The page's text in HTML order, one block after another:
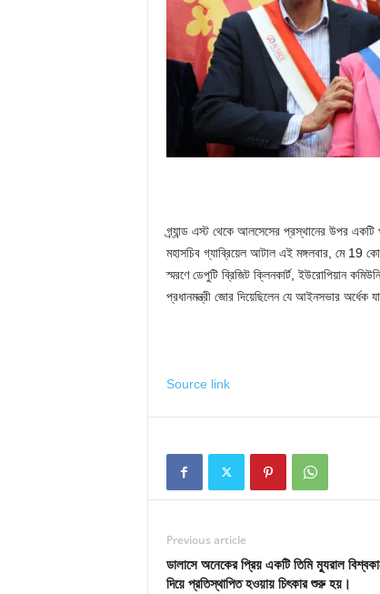
গ্র্যান্ড এস্ট থেকে আলসেসের প্রস্থানের উপর
মহাসচিব গ্যাব্রিয়েল আটাল এই মঙ্গলবার, মে 19
স্মরণে ডেপুটি ব্রিজিট ক্লিনকার্ট, ইউরোপিয়ান
প্রধানমন্ত্রী জোর দিয়েছিলেন যে আইনসভার অর্ধেক
Source link
Previous article
ডালাসে অনেকের প্রিয় একটি তিমি ম্যুরাল
দিয়ে প্রতিস্থাপিত হওয়ায় চিৎকার শুরু হয়।